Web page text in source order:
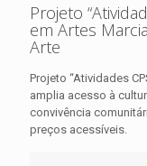
Projeto
em Artes
Arte
Projeto “Atividades
amplia acesso à
convivência
preços acessíveis.